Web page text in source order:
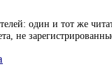
один и тот же
не